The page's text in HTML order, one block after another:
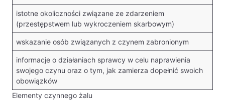
istotne okoliczności związane ze zdarzeniem
(przestępstwem lub wykroczeniem skarbowym)
wskazanie osób związanych z czynem zabronionym
informacje o działaniach sprawcy w celu naprawienia
swojego czynu oraz o tym, jak zamierza dopełnić swoich
obowiązków
Elementy czynnego żalu